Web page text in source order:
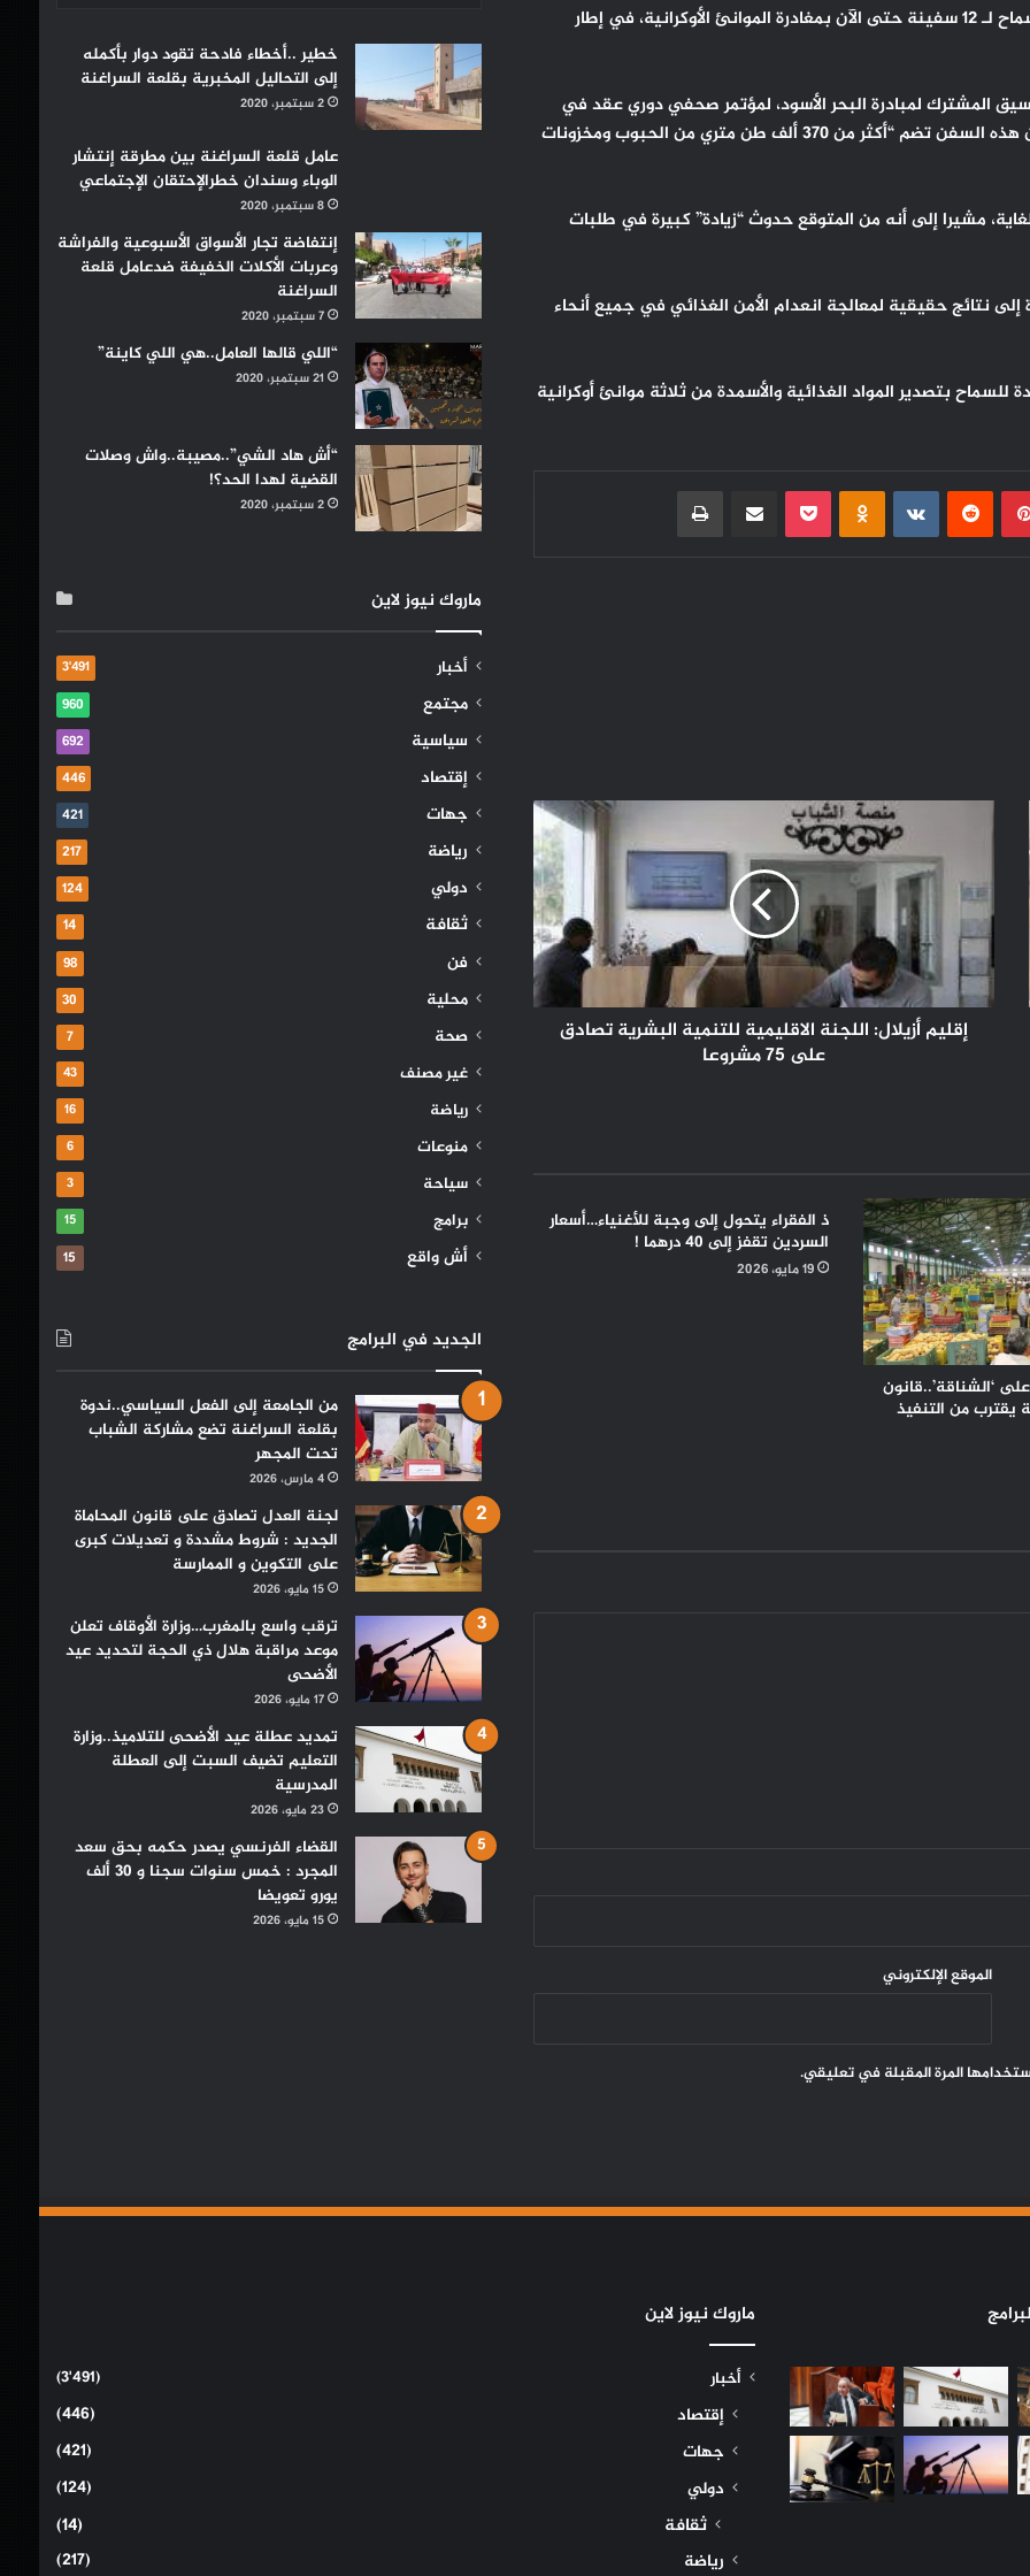
الأمم المتحدة – أفادت الأمم المتحدة، اليوم الخميس، بأنه تم السماح لـ 12 سفينة حتى الآن بمغادرة الموانئ الأوكرانية، في إطار
المشترك لمبادرة البحر الأسود، لمؤتمر صحفي دوري عقد في
مقر الأمم المتحدة في نيويورك عبر رابط فيديو من اسطنبول، إن هذه السفن تضم “أكثر من 370 ألف طن متري من الحبوب ومخزونات
مشيرا إلى أنه من المتوقع حدوث “زيادة” كبيرة في طلبات
إلى نتائج حقيقية لمعالجة انعدام الأمن الغذائي في جميع أنحاء
والأمم المتحدة للسماح بتصدير المواد الغذائية والأسمدة من ثلاثة موانئ أوكرانية
بينتيريست
‏Reddit
‏VKontakte
Odnoklassniki
‫Pocket مشاركة عبر البريد طباعة
إقليم
الاقليمية
للتنمية
البشرية
تصادق
على
75
مشروعا
إقليم أزيلال: اللجنة الاقليمية للتنمية البشرية تصادق
على 75 مشروعا
‘الشناقة’..قانون
يقترب من التنفيذ
ذ الفقراء يتحول إلى وجبة للأغنياء…أسعار
السردين تقفز إلى 40 درهما !
19 مايو، 2026
الموقع الإلكتروني
المرة المقبلة في تعليقي.
خطير ..أخطاء فادحة تقود دوار بأكمله
إلى التحاليل المخبرية بقلعة السراغنة
2 سبتمبر، 2020
عامل قلعة السراغنة بين مطرقة إنتشار
الوباء وسندان خطرالإحتقان الإجتماعي
8 سبتمبر، 2020
إنتفاضة تجار الأسواق الأسبوعية والفراشة
وعربات الأكلات الخفيفة ضدعامل قلعة
السراغنة
7 سبتمبر، 2020
“اللي قالها العامل..هي اللي كاينة”
21 سبتمبر، 2020
“أش هاد الشي”..مصيبة..واش وصلات
القضية لهدا الحد؟!
2 سبتمبر، 2020
ماروك نيوز لاين
أخبار 3٬491
مجتمع 960
سياسية 692
إقتصاد 446
جهات 421
رياضة 217
دولي 124
ثقافة 14
فن 98
محلية 30
صحة 7
غير مصنف 43
رياضة 16
منوعات 6
سياحة 3
برامج 15
أش واقع 15
الجديد في البرامج
من الجامعة إلى الفعل السياسي..ندوة
بقلعة السراغنة تضع مشاركة الشباب
تحت المجهر
4 مارس، 2026
لجنة العدل تصادق على قانون المحاماة
الجديد : شروط مشددة و تعديلات كبرى
على التكوين و الممارسة
15 مايو، 2026
ترقب واسع بالمغرب…وزارة الأوقاف تعلن
موعد مراقبة هلال ذي الحجة لتحديد عيد
الأضحى
17 مايو، 2026
تمديد عطلة عيد الأضحى للتلاميذ..وزارة
التعليم تضيف السبت إلى العطلة
المدرسية
23 مايو، 2026
القضاء الفرنسي يصدر حكمه بحق سعد
المجرد : خمس سنوات سجنا و 30 ألف
يورو تعويضا
15 مايو، 2026
ماروك نيوز لاين
أخبار (3٬491)
إقتصاد
(446)
جهات
(421)
دولي
(124)
ثقافة (14)
رياضة (217)